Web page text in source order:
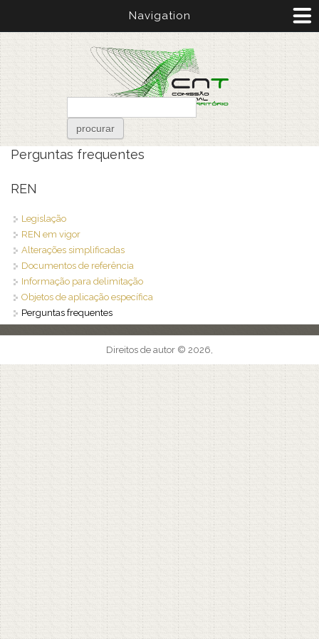
Navigation
Formulário de pesquisa
Está aqui
Perguntas frequentes
REN
Legislação
REN em vigor
Alterações simplificadas
Documentos de referência
Informação para delimitação
Objetos de aplicação específica
Perguntas frequentes
Direitos de autor © 2026,